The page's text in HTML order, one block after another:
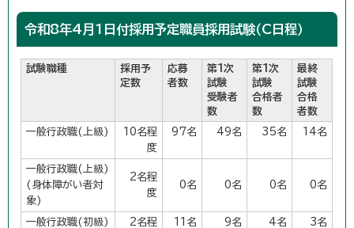
令和8年4月1日付採用予定職員採用試験（C日程）
試験職種
採用予
定数
応募
者数
第1次
試験
受験者
数
第1次
試験
合格者
数
最終
試験
合格
者数
一般行政職(上級)
10名程
度
97名 49名 35名 14名
一般行政職(上級)
(身体障がい者対
象)
2名程
度
0名 0名 0名 0名
一般行政職(初級)
2名程
11名 9名 4名 3名